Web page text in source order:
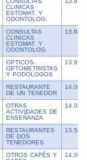
CLINICAS
ESTOMAT. Y
ODONTOLOG.
CONSULTAS
CLINICAS
ESTOMAT. Y
ODONTOLOG.
OPTICOS-
OPTOMETRISTAS
Y PODOLOGOS
RESTAURANTE
DE UN TENEDOR
OTRAS
ACTIVIDADES DE
ENSEÑANZA
RESTAURANTES
DE DOS
TENEDORES
OTROS CAFÉS Y